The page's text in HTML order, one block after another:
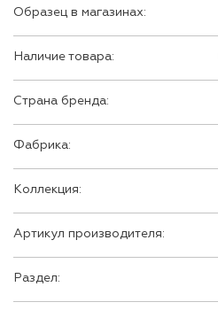
Образец в магазинах:
Наличие товара:
Страна бренда:
Фабрика:
Коллекция:
Артикул производителя:
Раздел: